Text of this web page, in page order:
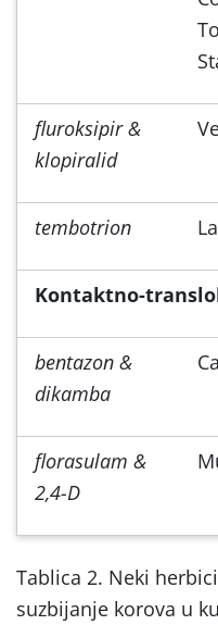
fluroksipir &
klopiralid
tembotrion
Kontaktno-
bentazon &
dikamba
florasulam &
2,4-D
Tablica 2. Neki
suzbijanje korova u